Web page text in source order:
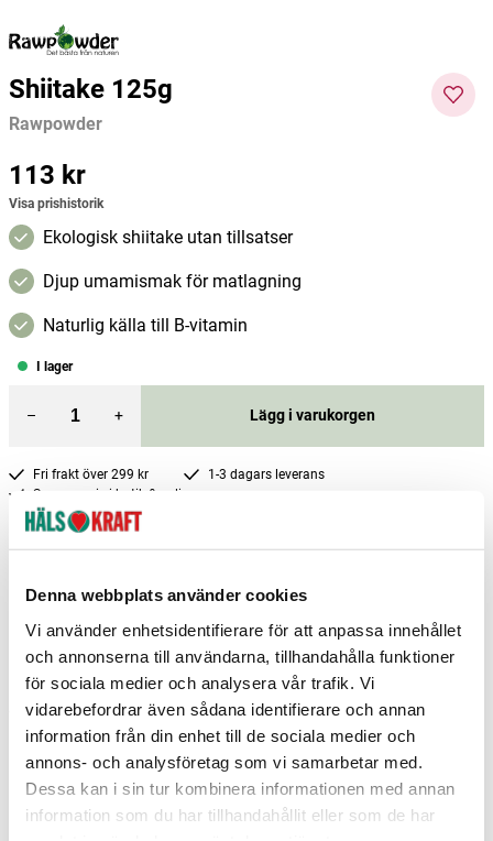
Denna webbplats använder cookies
Vi använder enhetsidentifierare för att anpassa innehållet
och annonserna till användarna, tillhandahålla funktioner
för sociala medier och analysera vår trafik. Vi
vidarebefordrar även sådana identifierare och annan
information från din enhet till de sociala medier och
annons- och analysföretag som vi samarbetar med.
Dessa kan i sin tur kombinera informationen med annan
information som du har tillhandahållit eller som de har
Shiitake 125g
Rawpowder
Pris :113 kr
113 kr
Visa prishistorik
Ekologisk shiitake utan tillsatser
Djup umamismak för matlagning
Naturlig källa till B-vitamin
I lager
– + Lägg i varukorgen
Fri frakt över 299 kr
1-3 dagars leverans
Samma pris i butik & online
Reservera och hämta i butik
Gävle
Hedemora 1 st Reservera
Helsingborg 1 st Reservera
Fler butiker
Kan hämtas om en timme
Inom butikens öppettider